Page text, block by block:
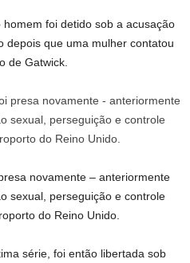
foi detido sob a acusação
depois que uma mulher contatou
de Gatwick.
novamente – anteriormente
sexual, perseguição e controle
do Reino Unido.
série, foi então libertada sob